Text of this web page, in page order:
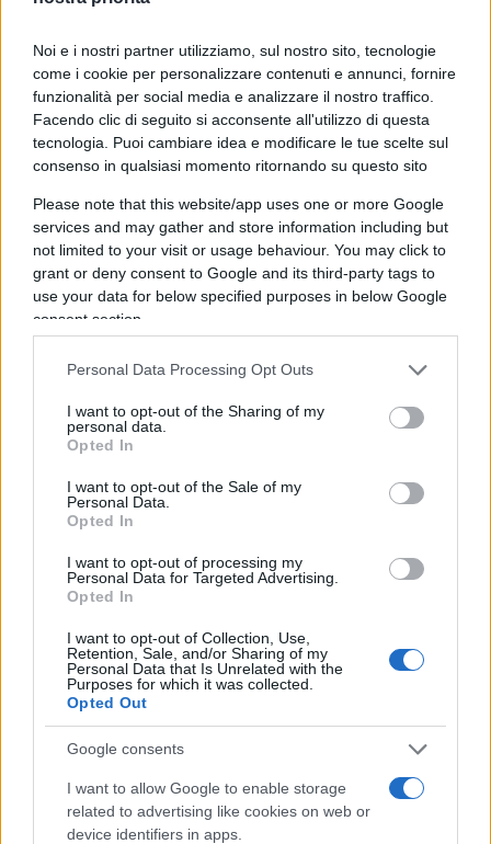
Noi e i nostri partner utilizziamo, sul nostro sito, tecnologie
come i cookie per personalizzare contenuti e annunci, fornire
funzionalità per social media e analizzare il nostro traffico.
Facendo clic di seguito si acconsente all'utilizzo di questa
tecnologia. Puoi cambiare idea e modificare le tue scelte sul
consenso in qualsiasi momento ritornando su questo sito
Please note that this website/app uses one or more Google
services and may gather and store information including but
not limited to your visit or usage behaviour. You may click to
grant or deny consent to Google and its third-party tags to
use your data for below specified purposes in below Google
consent section.
Personal Data Processing Opt Outs
I want to opt-out of the Sharing of my
personal data.
Opted In
I want to opt-out of the Sale of my
Personal Data.
Opted In
I want to opt-out of processing my
Personal Data for Targeted Advertising.
Opted In
I want to opt-out of Collection, Use,
Retention, Sale, and/or Sharing of my
Personal Data that Is Unrelated with the
Purposes for which it was collected.
Opted Out
Google consents
I want to allow Google to enable storage
related to advertising like cookies on web or
device identifiers in apps.
(SIDS) e sui Paesi meno sviluppati (LDC).
Secondo i dati UNCTAD, l’incidenza del costo del
trasporto marittimo (TWI) per dollaro di
commercio marittimo nelle economie in via di
sviluppo è doppia rispetto a quella delle
economie sviluppate.
L’incidenza del fattore di trasporto per le
importazioni nelle economie in via di sviluppo
merci del valore di 1 dollaro richiede uno
sforzo equivalente allo spostamento di 14,3
tonnellate per 1 km o 14,3 kg per 1.000 km; nei
tonnellate-km per un dollaro di importazioni
Una tendenza simile si riscontra anche per le
esportazioni. Il che significa che l’incidenza del
trasporto sul valore delle merci al consumo nei
fragili, sta ulteriormente precipitando questi Paesi
in una spirale regressiva.
Secondo le previsioni dell’UNCTAD,
il volume del
e quello del commercio containerizzato del
. Nel periodo 2025-2029, l’UNCTAD prevede